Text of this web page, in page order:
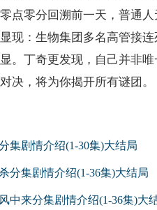
点零分回溯前一天，普通
现：生物集团多名高管接
。丁奇更发现，自己并非
决，将为你揭开所有谜团。
集剧情介绍(1-30集)大结局
分集剧情介绍(1-36集)大结局
中来分集剧情介绍(1-36集)大